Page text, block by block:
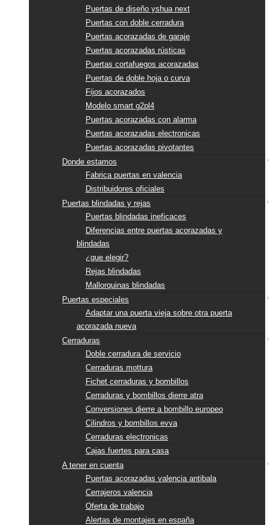
Puertas de diseño yshua next
Puertas con doble cerradura
Puertas acorazadas de garaje
Puertas acorazadas rústicas
Puertas cortafuegos acorazadas
Puertas de doble hoja o curva
Fijos acorazados
Modelo smart g2pl4
Puertas acorazadas con alarma
Puertas acorazadas electronicas
Puertas acorazadas pivotantes
Donde estamos
Fabrica puertas en valencia
Distribuidores oficiales
Puertas blindadas y rejas
Puertas blindadas ineficaces
Diferencias entre puertas acorazadas y
blindadas
¿que elegir?
Rejas blindadas
Mallorquinas blindadas
Puertas especiales
Adaptar una puerta vieja sobre otra puerta
acorazada nueva
Cerraduras
Doble cerradura de servicio
Cerraduras mottura
Fichet cerraduras y bombillos
Cerraduras y bombillos dierre atra
Conversiones dierre a bombillo europeo
Cilindros y bombillos evva
Cerraduras electronicas
Cajas fuertes para casa
A tener en cuenta
Puertas acorazadas valencia antibala
Cerrajeros valencia
Oferta de trabajo
Alertas de montajes en españa